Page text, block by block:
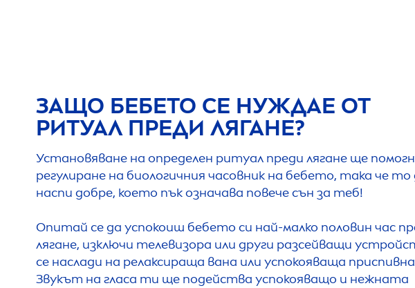
ЗАЩО БЕБЕТО СЕ НУЖДАЕ ОТ
РИТУАЛ ПРЕДИ ЛЯГАНЕ?
Установяване на определен ритуал преди лягане ще
регулиране на биологичния часовник на бебето, така че то
наспи добре, което пък означава повече сън за теб!
Опитай се да успокоиш бебето си най-малко половин час
лягане, изключи телевизора или други разсейващи
се наслади на релаксираща вана или успокояваща
Звукът на гласа ти ще подейства успокояващо и нежната